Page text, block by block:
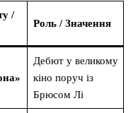
/
Роль / Значення
Дебют у великому
кіно поруч із
Брюсом Лі